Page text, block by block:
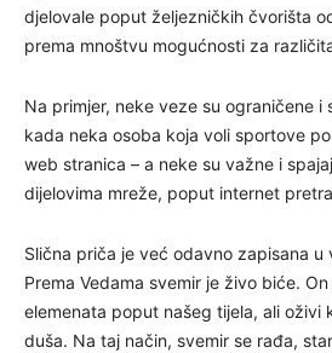
djelovale poput željezničkih čvorišta
prema mnoštvu mogućnosti za
Na primjer, neke veze su ograničene i
kada neka osoba koja voli sportove
web stranica – a neke su važne i
dijelovima mreže, poput internet
Slična priča je već odavno zapisana u
Prema Vedama svemir je živo biće.
elemenata poput našeg tijela, ali oživi
duša. Na taj način, svemir se rađa,